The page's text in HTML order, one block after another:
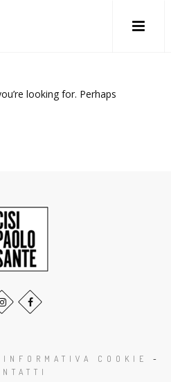
looking for. Perhaps
INFORMATIVA COOKIE
-